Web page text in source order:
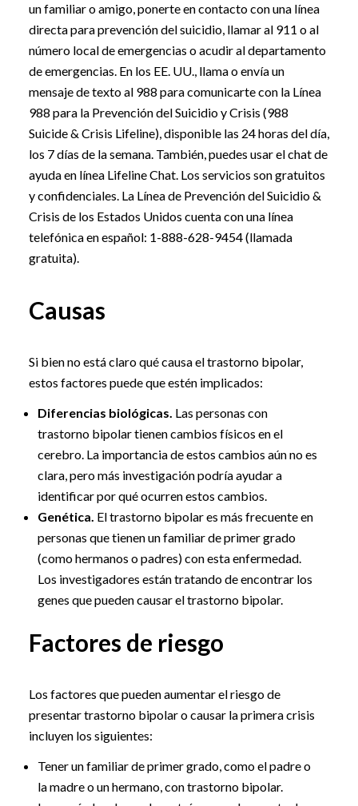
un familiar o amigo, ponerte en contacto con una línea
directa para prevención del suicidio, llamar al 911 o al
número local de emergencias o acudir al departamento
de emergencias. En los EE. UU., llama o envía un
mensaje de texto al 988 para comunicarte con la Línea
988 para la Prevención del Suicidio y Crisis (988
Suicide & Crisis Lifeline), disponible las 24 horas del día,
los 7 días de la semana. También, puedes usar el chat de
ayuda en línea Lifeline Chat. Los servicios son gratuitos
y confidenciales. La Línea de Prevención del Suicidio &
Crisis de los Estados Unidos cuenta con una línea
telefónica en español: 1-888-628-9454(llamada
gratuita).
Causas
Si bien no está claro qué causa el trastorno bipolar,
estos factores puede que estén implicados:
Diferencias biológicas. Las personas con
trastorno bipolar tienen cambios físicos en el
cerebro. La importancia de estos cambios aún no es
clara, pero más investigación podría ayudar a
identificar por qué ocurren estos cambios.
Genética. El trastorno bipolar es más frecuente en
personas que tienen un familiar de primer grado
(como hermanos o padres) con esta enfermedad.
Los investigadores están tratando de encontrar los
genes que pueden causar el trastorno bipolar.
Factores de riesgo
Los factores que pueden aumentar el riesgo de
presentar trastorno bipolar o causar la primera crisis
incluyen los siguientes:
Tener un familiar de primer grado, como el padre o
la madre o un hermano, con trastorno bipolar.